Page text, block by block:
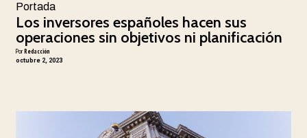
Portada
Los inversores españoles hacen sus
operaciones sin objetivos ni planificación
PorRedacción
octubre 2, 2023